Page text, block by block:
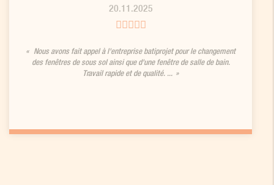
20.11.2025
Nous avons fait appel à l'entreprise batiprojet pour le changement
des fenêtres de sous sol ainsi que d'une fenêtre de salle de bain.
Travail rapide et de qualité. ...